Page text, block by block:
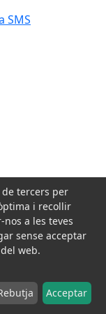
SMS
estratègica
tercers per
i recollir
a les teves
sense acceptar
web.
Acceptar